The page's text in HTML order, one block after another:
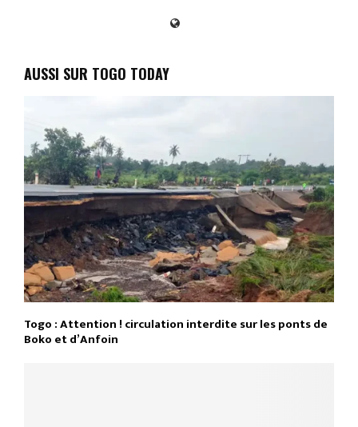
AUSSI SUR TOGO TODAY
Togo : Attention ! circulation interdite sur les ponts de
Boko et d’Anfoin